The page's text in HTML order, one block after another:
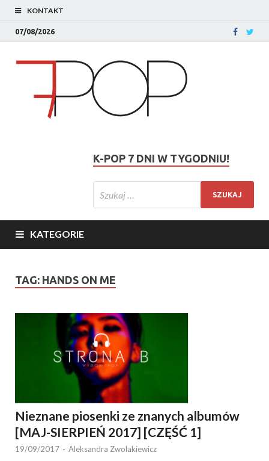
KONTAKT
07/08/2026
K-POP 7 DNI W TYGODNIU!
KATEGORIE
TAG: HANDS ON ME
Nieznane piosenki ze znanych albumów
[MAJ-SIERPIEŃ 2017] [CZĘŚĆ 1]
19/09/2017 - Aleksandra Zwolakiewicz